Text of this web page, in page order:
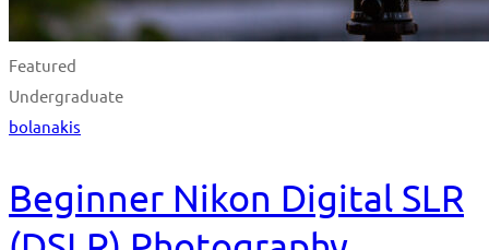
Featured
Undergraduate
bolanakis
Beginner Nikon Digital SLR